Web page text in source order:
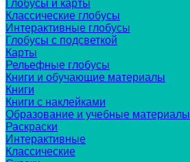
Глобусы и карты
Классические глобусы
Интерактивные глобусы
Глобусы с подсветкой
Карты
Рельефные глобусы
Книги и обучающие материалы
Книги
Книги с наклейками
Образование и учебные материалы
Раскраски
Интерактивные
Классические